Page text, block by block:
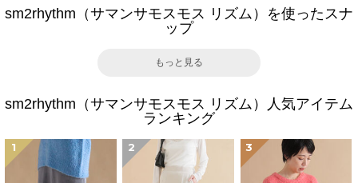
sm2rhythm（サマンサモスモス リズム）を使ったスナ
ップ
もっと見る
sm2rhythm（サマンサモスモス リズム）人気アイテム
ランキング
1 2 3